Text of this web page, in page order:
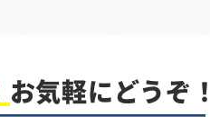
お気軽にどうぞ！